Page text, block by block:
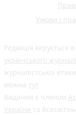
Умови і
Редакція керується в
українського
журналістської
можна тут
Видання є членом
України та